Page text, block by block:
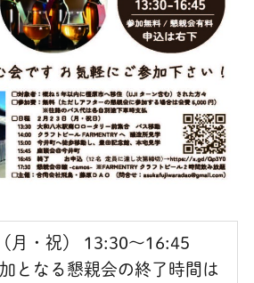
月・祝） 13:30〜16:45
となる懇親会の終了時間は